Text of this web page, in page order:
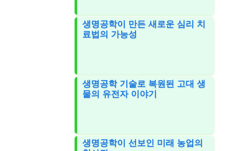
생명공학이 만든 새로운 심리 치
료법의 가능성
생명공학 기술로 복원된 고대 생
물의 유전자 이야기
생명공학이 선보인 미래 농업의